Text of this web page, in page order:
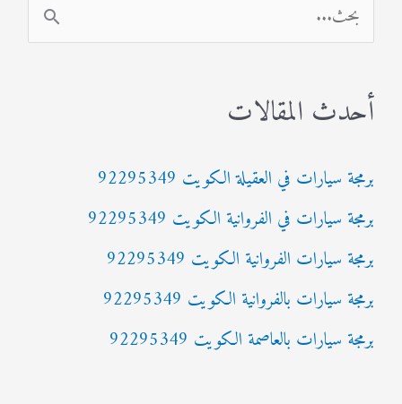
ل
ح
ع
ن
:
أحدث المقالات
برمجة سيارات في العقيلة الكويت 92295349
برمجة سيارات في الفروانية الكويت 92295349
برمجة سيارات الفروانية الكويت 92295349
برمجة سيارات بالفروانية الكويت 92295349
برمجة سيارات بالعاصمة الكويت 92295349